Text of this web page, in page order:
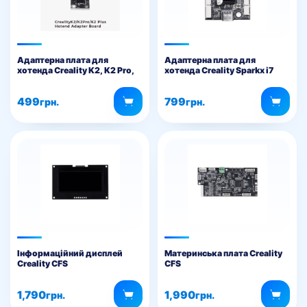
Адаптерна плата для
хотенда Creality K2, K2 Pro,
499грн.
Адаптерна плата для
хотенда Creality Sparkx i7
799грн.
Інформаційний дисплей
Creality CFS
1,790грн.
Материнська плата Creality
CFS
1,990грн.